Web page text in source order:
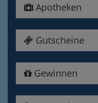
Apotheken
Gutscheine
Gewinnen